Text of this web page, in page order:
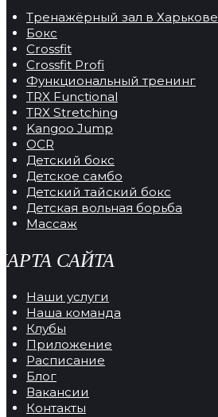
Тренажёрный зал в Харькове
Бокс
Crossfit
Crossfit Profi
Функциональный тренинг
TRX Functional
TRX Stretching
Kangoo Jump
OCR
Детский бокс
Детское самбо
Детский тайский бокс
Детская вольная борьба
Массаж
САЙТА
Наши услуги
Наша команда
Клубы
Приложение
Расписание
Блог
Вакансии
Контакты